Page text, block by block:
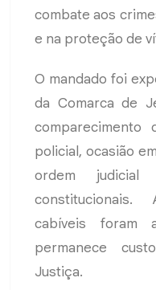
combate aos
e na proteção de
O mandado foi
da Comarca de
comparecimento
policial, ocasião
ordem
cabíveis foram
permanece
Justiça.